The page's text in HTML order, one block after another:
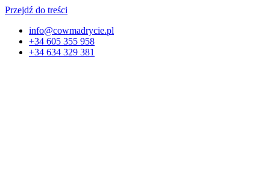
Przejdź do treści
info@cowmadrycie.pl
+34 605 355 958
+34 634 329 381​